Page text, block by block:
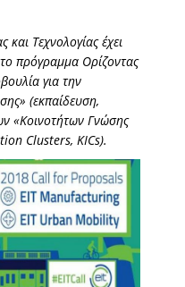
και Τεχνολογίας έχει
πρόγραμμα Ορίζοντας
για την
(εκπαίδευση,
«Κοινοτήτων Γνώσης
Clusters, KICs).